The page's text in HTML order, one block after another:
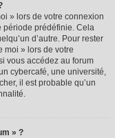
» lors de votre connexion
période prédéfinie. Cela
d’autre. Pour rester
moi » lors de votre
vous accédez au forum
cybercafé, une université,
il est probable qu’un
» ?